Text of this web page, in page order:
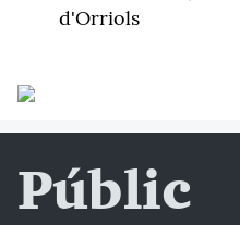
d'Orriols
Públic